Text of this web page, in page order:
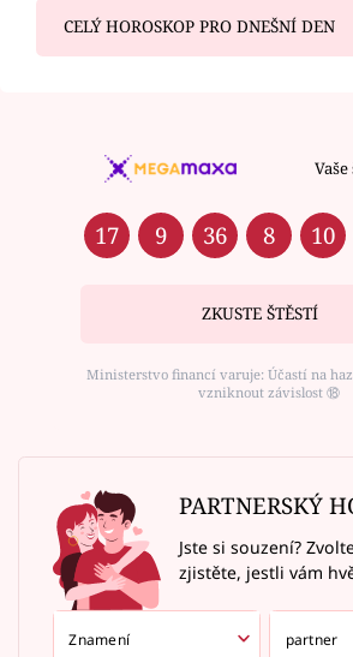
CELÝ HOROSKOP PRO DNEŠNÍ DEN
17 9 36 8 10
ZKUSTE ŠTĚSTÍ
Ministerstvo financí varuje: Účastí na
vzniknout závislost ⑱
PARTNERSKÝ
Jste si souzení?
zjistěte, jestli vám